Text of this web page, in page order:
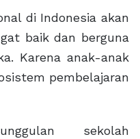
di Indonesia akan
baik dan berguna
Karena anak-anak
pembelajaran
sekolah